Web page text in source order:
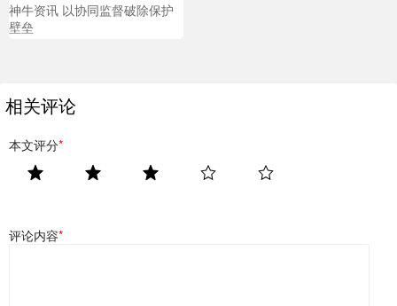
神牛资讯 以协同监督破除保护
壁垒
相关评论
本文评分*
评论内容*